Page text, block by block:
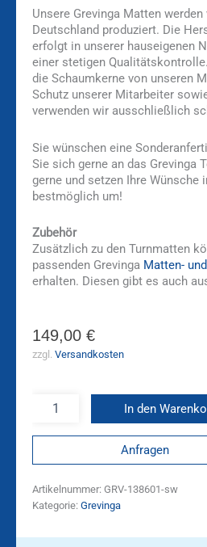
Unsere Grevinga Matten
Deutschland produziert. Die
erfolgt in unserer hauseigenen
einer stetigen
die Schaumkerne von unseren
Schutz unserer Mitarbeiter
verwenden wir ausschließlich
Sie wünschen eine
Sie sich gerne an das Grevinga
gerne und setzen Ihre Wünsche
bestmöglich um!
Zubehör
Zusätzlich zu den Turnmatten
passenden Grevinga Matten-
erhalten. Diesen gibt es auch
149,00 €
zzgl. Versandkosten
In den
Anfragen
Artikelnummer: GRV-138601-sw
Kategorie: Grevinga